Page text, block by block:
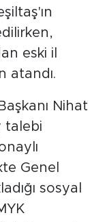
eski il
atandı.
Nihat
talebi
Genel
sosyal